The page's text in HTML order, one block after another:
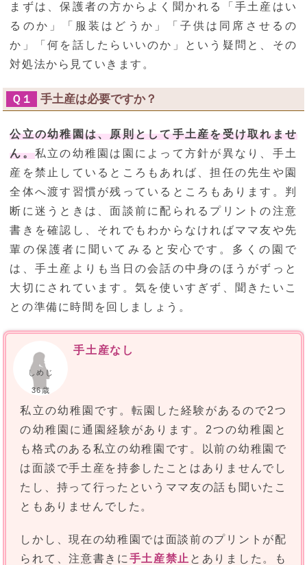
まずは、保護者の方からよく聞かれる「手土産はい
るのか」「服装はどうか」「子供は同席させるの
か」「何を話したらいいのか」という疑問と、その
対処法から見ていきます。
Ｑ１ 手土産は必要ですか？
公立の幼稚園は、原則として手土産を受け取れませ
ん。私立の幼稚園は園によって方針が異なり、手土
産を禁止しているところもあれば、担任の先生や園
全体へ渡す習慣が残っているところもあります。判
断に迷うときは、面談前に配られるプリントの注意
書きを確認し、それでもわからなければママ友や先
輩の保護者に聞いてみると安心です。多くの園で
は、手土産よりも当日の会話の中身のほうがずっと
大切にされています。気を使いすぎず、聞きたいこ
との準備に時間を回しましょう。
しめじ
36歳
手土産なし
私立の幼稚園です。転園した経験があるので2つ
の幼稚園に通園経験があります。2つの幼稚園と
も格式のある私立の幼稚園です。以前の幼稚園で
は面談で手土産を持参したことはありませんでし
たし、持って行ったというママ友の話も聞いたこ
ともありませんでした。
しかし、現在の幼稚園では面談前のプリントが配
られて、注意書きに 手土産禁止 とありました。も